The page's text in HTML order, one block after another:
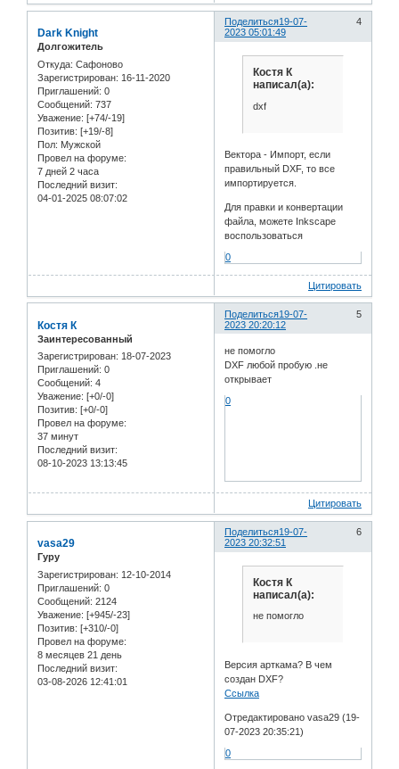
Поделиться 4
19-07-
2023 05:01:49
Dark Knight
Долгожитель
Откуда: Сафоново
Зарегистрирован: 16-11-2020
Приглашений: 0
Сообщений: 737
Уважение: [+74/-19]
Позитив: [+19/-8]
Пол: Мужской
Провел на форуме:
7 дней 2 часа
Последний визит:
04-01-2025 08:07:02
Костя К
написал(а):
dxf
Вектора - Импорт, если
правильный DXF, то все
импортируется.
Для правки и конвертации
файла, можете Inkscape
воспользоваться
0
Цитировать
Поделиться 5
19-07-
2023 20:20:12
Костя К
Заинтересованный
Зарегистрирован: 18-07-2023
Приглашений: 0
Сообщений: 4
Уважение: [+0/-0]
Позитив: [+0/-0]
Провел на форуме:
37 минут
Последний визит:
08-10-2023 13:13:45
не помогло
DXF любой пробую .не
открывает
0
Цитировать
Поделиться 6
19-07-
2023 20:32:51
vasa29
Гуру
Зарегистрирован: 12-10-2014
Приглашений: 0
Сообщений: 2124
Уважение: [+945/-23]
Позитив: [+310/-0]
Провел на форуме:
8 месяцев 21 день
Последний визит:
03-08-2026 12:41:01
Костя К
написал(а):
не помогло
Версия арткама? В чем
создан DXF?
Ссылка
Отредактировано vasa29 (19-
07-2023 20:35:21)
0